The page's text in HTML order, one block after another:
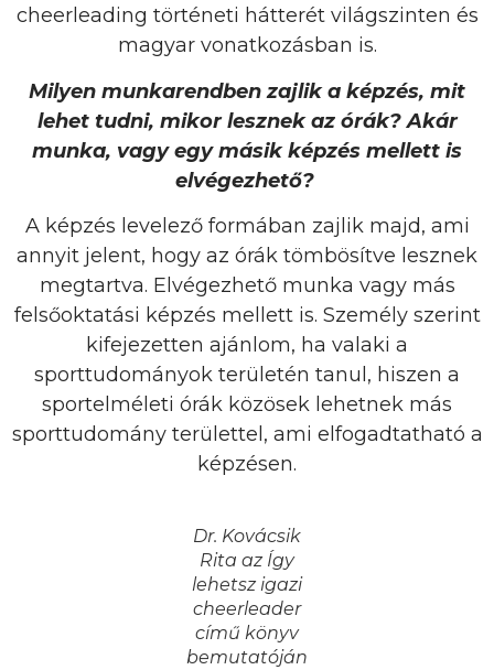
cheerleading történeti hátterét világszinten és
magyar vonatkozásban is.
Milyen munkarendben zajlik a képzés, mit
lehet tudni, mikor lesznek az órák? Akár
munka, vagy egy másik képzés mellett is
elvégezhető?
A képzés levelező formában zajlik majd, ami
annyit jelent, hogy az órák tömbösítve lesznek
megtartva. Elvégezhető munka vagy más
felsőoktatási képzés mellett is. Személy szerint
kifejezetten ajánlom, ha valaki a
sporttudományok területén tanul, hiszen a
sportelméleti órák közösek lehetnek más
sporttudomány területtel, ami elfogadtatható a
képzésen.
Dr. Kovácsik
Rita az Így
lehetsz igazi
cheerleader
című könyv
bemutatóján